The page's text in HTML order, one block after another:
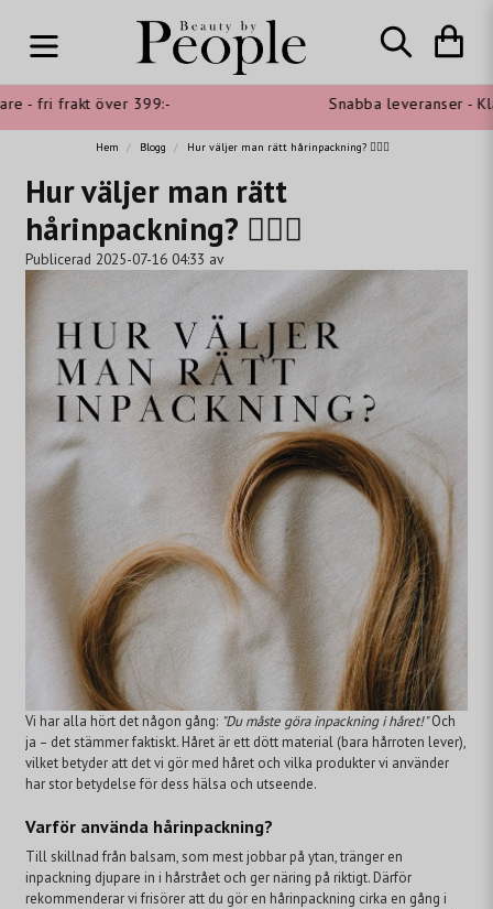
- fri frakt över 399:- Snabba leveranser -
Hem Blogg Hur väljer man rätt hårinpackning? 💆‍♀️✨
Hur väljer man rätt
hårinpackning? 💆‍♀️✨
Publicerad 2025-07-16 04:33 av
Vi har alla hört det någon gång: "Du måste göra inpackning i håret!"Och
ja – det stämmer faktiskt. Håret är ett dött material (bara hårroten lever),
vilket betyder att det vi gör med håret och vilka produkter vi använder
har stor betydelse för dess hälsa och utseende.
Varför använda hårinpackning?
Till skillnad från balsam, som mest jobbar på ytan, tränger en
inpackning djupare in i hårstrået och ger näring på riktigt. Därför
rekommenderar vi frisörer att du gör en hårinpackning cirka en gång i